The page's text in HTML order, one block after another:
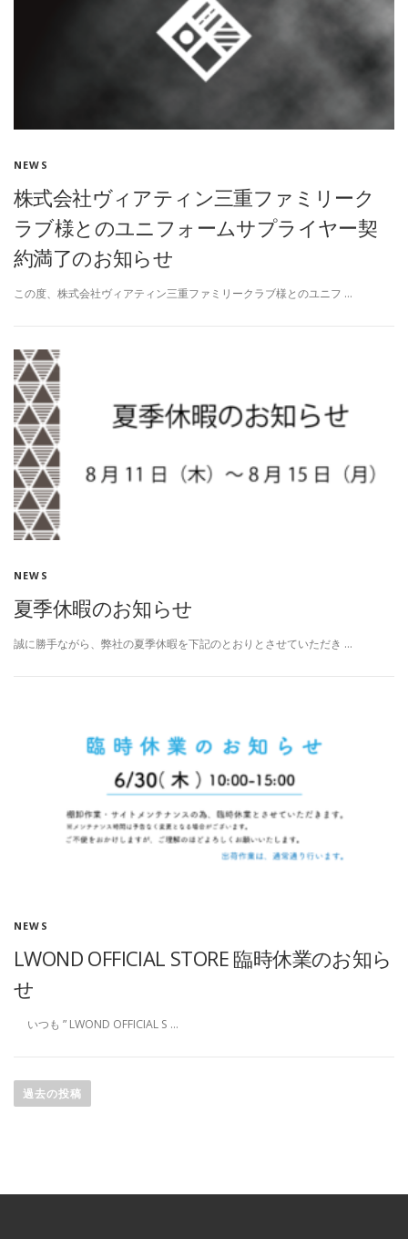
NEWS
株式会社ヴィアティン三重ファミリーク
ラブ様とのユニフォームサプライヤー契
約満了のお知らせ
この度、株式会社ヴィアティン三重ファミリークラブ様とのユニフ …
NEWS
夏季休暇のお知らせ
誠に勝手ながら、弊社の夏季休暇を下記のとおりとさせていただき …
NEWS
LWOND OFFICIAL STORE 臨時休業のお知ら
せ
いつも ” LWOND OFFICIAL S …
稿
過去の投稿